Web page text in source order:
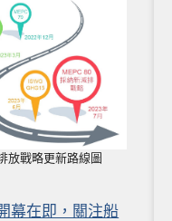
放戰略更新路線圖
幕在即，關注船